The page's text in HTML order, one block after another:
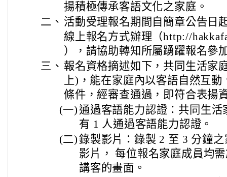
揚積極傳承客語文化之家庭。
二、 活動受理報名期間自簡章公告日
線上報名方式辦理（http://
），請協助轉知所屬踴躍報名參
三、 報名資格摘述如下，共同生活家
上)，能在家庭內以客語自然互
條件，經審查通過，即符合表揚
(一) 通過客語能力認證：共同生
有 1 人通過客語能力認證。
(二)錄製影片：錄製 2 至 3 分鐘
影片， 每位報名家庭成員均
講客的畫面。